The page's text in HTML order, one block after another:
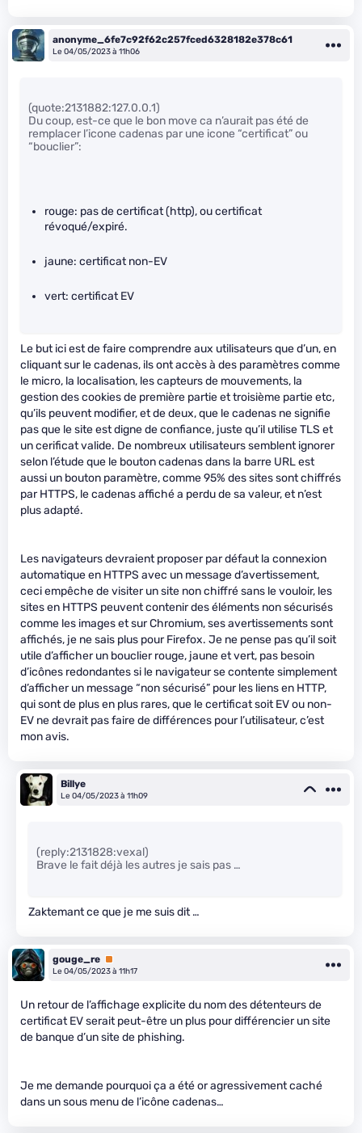
anonyme_6fe7c92f62c257fced6328182e378c61
Le 04/05/2023 à 11h06
(quote:2131882:127.0.0.1)
Du coup, est-ce que le bon move ca n’aurait pas été de
remplacer l’icone cadenas par une icone “certificat” ou
“bouclier”:
rouge: pas de certificat (http), ou certificat
révoqué/expiré.
jaune: certificat non-EV
vert: certificat EV
Le but ici est de faire comprendre aux utilisateurs que d’un, en
cliquant sur le cadenas, ils ont accès à des paramètres comme
le micro, la localisation, les capteurs de mouvements, la
gestion des cookies de première partie et troisième partie etc,
qu’ils peuvent modifier, et de deux, que le cadenas ne signifie
pas que le site est digne de confiance, juste qu’il utilise TLS et
un cerificat valide. De nombreux utilisateurs semblent ignorer
selon l’étude que le bouton cadenas dans la barre URL est
aussi un bouton paramètre, comme 95% des sites sont chiffrés
par HTTPS, le cadenas affiché a perdu de sa valeur, et n’est
plus adapté.
Les navigateurs devraient proposer par défaut la connexion
automatique en HTTPS avec un message d’avertissement,
ceci empêche de visiter un site non chiffré sans le vouloir, les
sites en HTTPS peuvent contenir des éléments non sécurisés
comme les images et sur Chromium, ses avertissements sont
affichés, je ne sais plus pour Firefox. Je ne pense pas qu’il soit
utile d’afficher un bouclier rouge, jaune et vert, pas besoin
d’icônes redondantes si le navigateur se contente simplement
d’afficher un message “non sécurisé” pour les liens en HTTP,
qui sont de plus en plus rares, que le certificat soit EV ou non-
EV ne devrait pas faire de différences pour l’utilisateur, c’est
mon avis.
Billye
Le 04/05/2023 à 11h09
(reply:2131828:vexal)
Brave le fait déjà les autres je sais pas …
Zaktemant ce que je me suis dit …
gouge_re Premium
Le 04/05/2023 à 11h17
Un retour de l’affichage explicite du nom des détenteurs de
certificat EV serait peut-être un plus pour différencier un site
de banque d’un site de phishing.
Je me demande pourquoi ça a été or agressivement caché
dans un sous menu de l’icône cadenas…